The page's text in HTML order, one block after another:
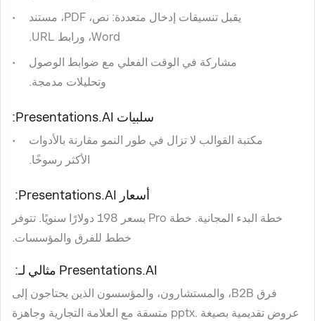
يقبل تنسيقات إدخال متعددة: نص، PDF، مستند
Word، ورابط URL.
مشاركة في الوقت الفعلي مع ضوابط الوصول
وتحليلات مدمجة.
سلبيات Presentations.AI:
مكتبة القوالب لا تزال في طور النمو مقارنة بالأدوات
الأكثر رسوخًا.
أسعار Presentations.AI:
خطة البدء المجانية. خطة Pro بسعر 198 دولارًا سنويًا. تتوفر
خطط للفرق والمؤسسات.
Presentations.AI مثالي لـ:
فرق B2B، والمستشارون، والمؤسسون الذين يحتاجون إلى
عروض تقديمية بصيغة .pptx متسقة مع العلامة التجارية وجاهزة